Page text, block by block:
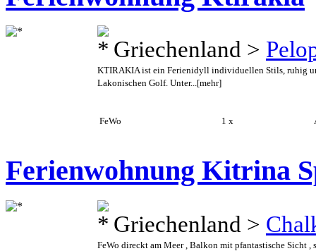
Griechenland >
KTIRAKIA ist ein Ferienidyll individuellen Stils, ruhig
Lakonischen Golf. Unter...[mehr]
FeWo 1 x
Ferienwohnung Kitrina
Griechenland >
FeWo direckt am Meer , Balkon mit pfantastische Sicht ,